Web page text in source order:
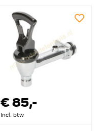
€ 85,-
Incl. btw